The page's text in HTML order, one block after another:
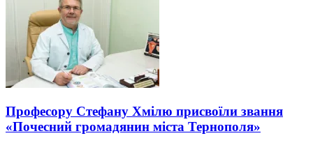
Професору Стефану Хмілю присвоїли звання
«Почесний громадянин міста Тернополя»